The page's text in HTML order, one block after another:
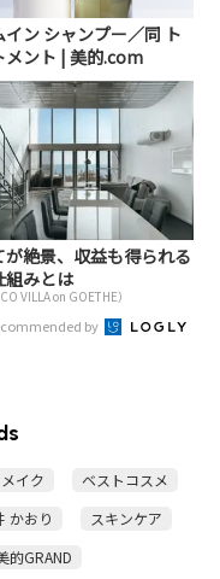
イン シャンプー／同 ト
メント | 美的.com
が絶景、収益も得られる
組みとは
VILLA on GOETHE）
by
イク
ベストコスメ
かおり
スキンケア
的GRAND